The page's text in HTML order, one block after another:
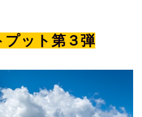
プット第３弾